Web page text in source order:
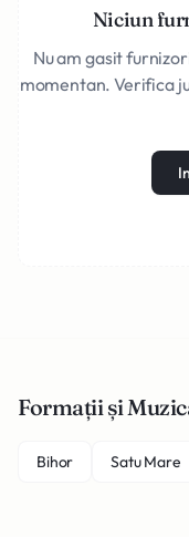
Niciun
Nu am gasit
momentan. Verifica
Formații și
Bihor Satu Mare